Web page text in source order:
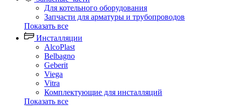
Для котельного оборудования
Запчасти для арматуры и трубопроводов
Показать все
Инсталляции
AlcoPlast
Belbagno
Geberit
Viega
Vitra
Комплектующие для инсталляций
Показать все